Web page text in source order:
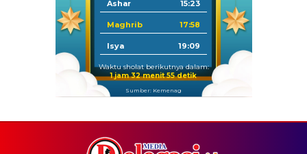
Ashar 15:23
Maghrib 17:58
Isya 19:09
Waktu sholat berikutnya dalam:
1 jam 32 menit 55 detik
Sumber: Kemenag